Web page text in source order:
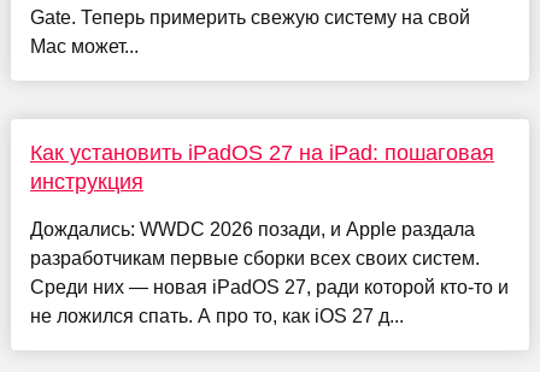
Gate. Теперь примерить свежую систему на свой
Mac может...
Как установить iPadOS 27 на iPad: пошаговая
инструкция
Дождались: WWDC 2026 позади, и Apple раздала
разработчикам первые сборки всех своих систем.
Среди них — новая iPadOS 27, ради которой кто-то и
не ложился спать. А про то, как iOS 27 д...